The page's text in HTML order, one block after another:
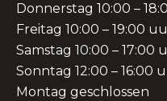
Donnerstag 10:00 –
Freitag 10:00 – 19:00
Samstag 10:00 – 17:00
Sonntag 12:00 – 16:00
Montag geschlossen